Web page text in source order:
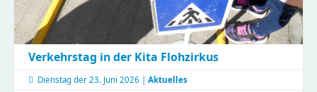
Verkehrstag in der Kita Flohzirkus
Dienstag der 23. Juni 2026 | Aktuelles